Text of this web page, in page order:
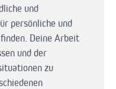
und
persönliche und
Deine Arbeit
und der
zu